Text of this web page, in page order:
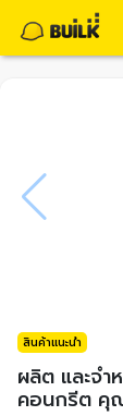
สินค้าแนะนำ
ผลิต และจ
คอนกรีต คุ